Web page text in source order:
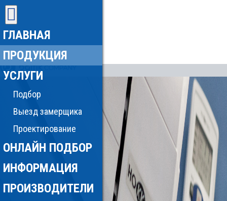
ГЛАВНАЯ
ПРОДУКЦИЯ
УСЛУГИ
Подбор
Выезд замерщика
Проектирование
ОНЛАЙН ПОДБОР
ИНФОРМАЦИЯ
ПРОИЗВОДИТЕЛИ